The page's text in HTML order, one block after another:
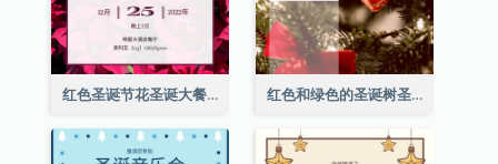
红色圣诞节花圣诞大餐请柬 红色和绿色的圣诞树圣诞派对邀请函